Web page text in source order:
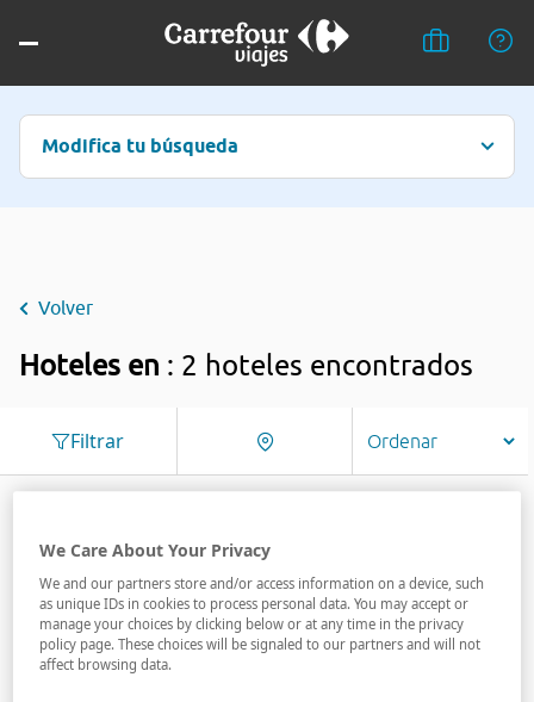
Modifica tu búsqueda
Volver
Hoteles en : 2 hoteles encontrados
Filtrar
We Care About Your Privacy
We and our partners store and/or access information on a device, such
as unique IDs in cookies to process personal data. You may accept or
manage your choices by clicking below or at any time in the privacy
policy page. These choices will be signaled to our partners and will not
affect browsing data.